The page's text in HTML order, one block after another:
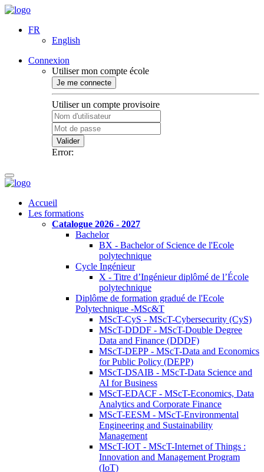
FR
English
Connexion
Utiliser mon compte école
Je me connecte
Utiliser un compte provisoire
Valider
Error:
Accueil
Les formations
Catalogue 2026 - 2027
Bachelor
BX - Bachelor of Science de l'Ecole
polytechnique
Cycle Ingénieur
X - Titre d’Ingénieur diplômé de l’École
polytechnique
Diplôme de formation gradué de l'Ecole
Polytechnique -MSc&T
MScT-CyS - MScT-Cybersecurity (CyS)
MScT-DDDF - MScT-Double Degree
Data and Finance (DDDF)
MScT-DEPP - MScT-Data and Economics
for Public Policy (DEPP)
MScT-DSAIB - MScT-Data Science and
AI for Business
MScT-EDACF - MScT-Economics, Data
Analytics and Corporate Finance
MScT-EESM - MScT-Environmental
Engineering and Sustainability
Management
MScT-IOT - MScT-Internet of Things :
Innovation and Management Program
(IoT)